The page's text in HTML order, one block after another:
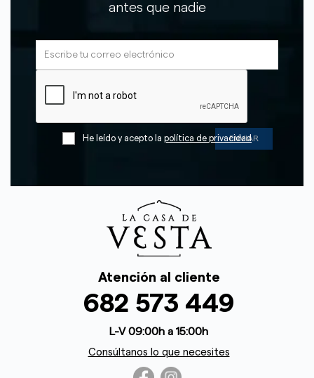
antes que nadie
He leído y acepto la política de privacidad
Atención al cliente
682 573 449
L-V 09:00h a 15:00h
Consúltanos lo que necesites